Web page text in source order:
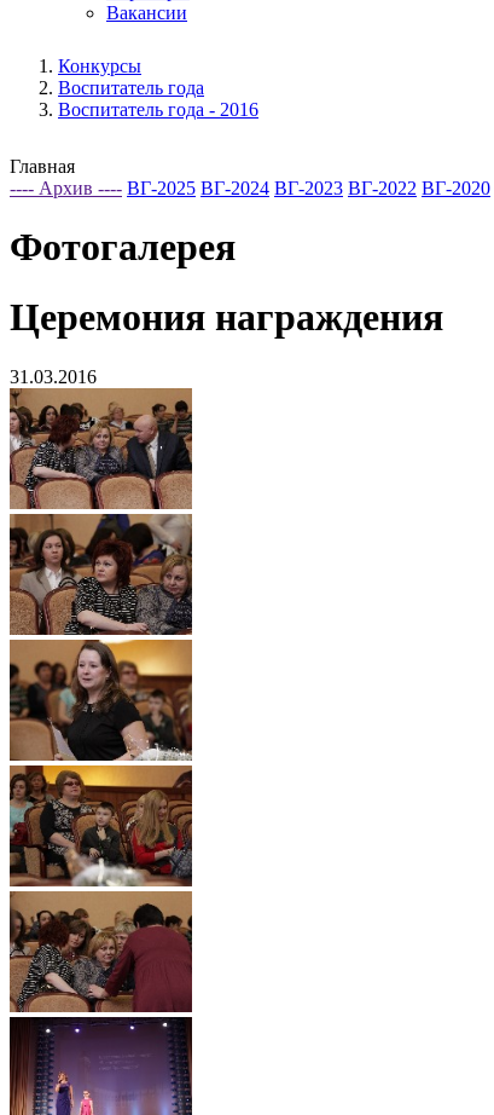
Вакансии
Конкурсы
Воспитатель года
Воспитатель года - 2016
Главная
---- Архив ---- ВГ-2025 ВГ-2024 ВГ-2023 ВГ-2022 ВГ-2020
Фотогалерея
Церемония награждения
31.03.2016